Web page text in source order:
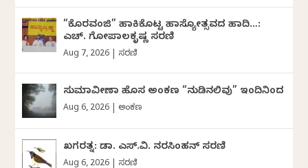
“ಕೊರವಂಜಿ” ಹಾಕಿಕೊಟ್ಟ ಹಾಸ್ಯೋತ್ಸವದ ಹಾದಿ…:
ಎಚ್. ಗೋಪಾಲಕೃಷ್ಣ ಸರಣಿ
Aug 7, 2026 ಸರಣಿ
ಸುಮಾವೀಣಾ ಹೊಸ ಅಂಕಣ “ನುಡಿನಲಿವು” ಇಂದಿನಿಂದ
Aug 6, 2026 ಅಂಕಣ
ಖಗರತ್ನ: ಡಾ. ಎಸ್.ವಿ. ನರಸಿಂಹನ್‌‌ ಸರಣಿ
Aug 6, 2026 ಸರಣಿ